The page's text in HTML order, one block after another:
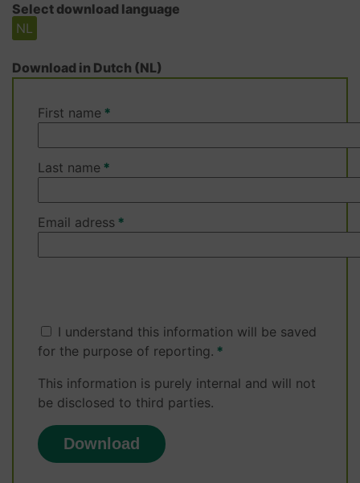
Select download language
NL
Download in Dutch (NL)
First name
Last name
Email adress
I understand this information will be saved
for the purpose of reporting.
This information is purely internal and will not
be disclosed to third parties.